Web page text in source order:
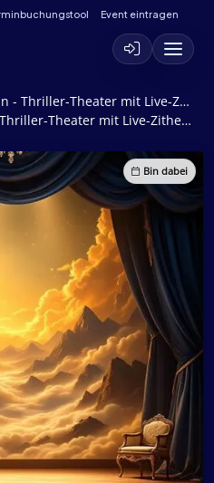
Event eintragen
mit Live-Zithermusik aus dem Kultfilm
mit Live-Zithermusik aus dem Kultfilm
Bin dabei